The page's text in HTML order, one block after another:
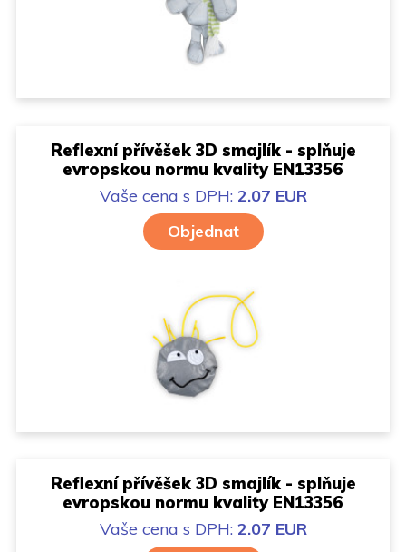
Reflexní přívěšek 3D smajlík - splňuje
evropskou normu kvality EN13356
Vaše cena s DPH: 2.07 EUR
Objednat
Reflexní přívěšek 3D smajlík - splňuje
evropskou normu kvality EN13356
Vaše cena s DPH: 2.07 EUR